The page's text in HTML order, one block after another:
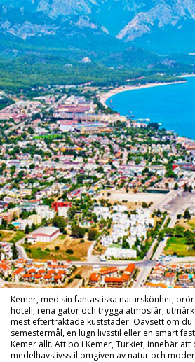
Kemer, med sin fantastiska naturskönhet,
hotell, rena gator och trygga atmosfär,
mest eftertraktade kuststäder. Oavsett om
semestermål, en lugn livsstil eller en smart
Kemer allt. Att bo i Kemer, Turkiet, innebär att
medelhavslivsstil omgiven av natur och